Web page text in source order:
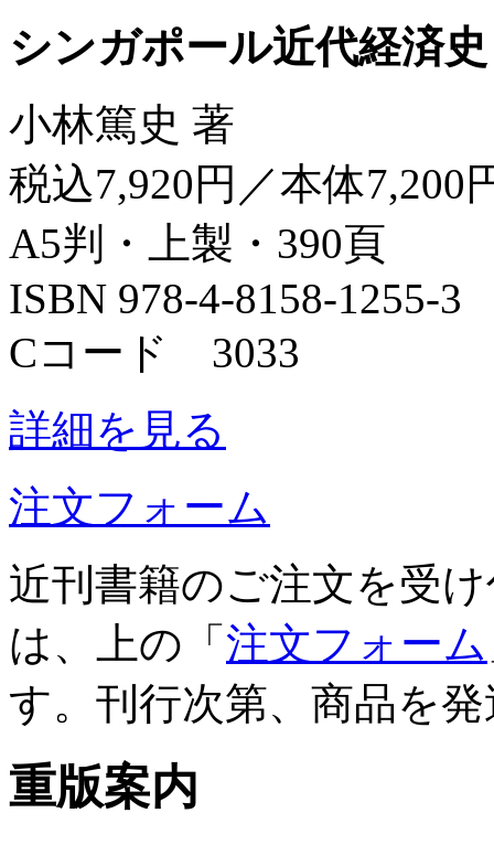
シンガポール近代経済史
小林篤史 著
税込7,920円／本体7,200
A5判・上製・390頁
ISBN 978-4-8158-1255-3
Cコード 3033
詳細を見る
注文フォーム
近刊書籍のご注文を受
は、上の「 注文フォーム
す。刊行次第、商品を
重版案内